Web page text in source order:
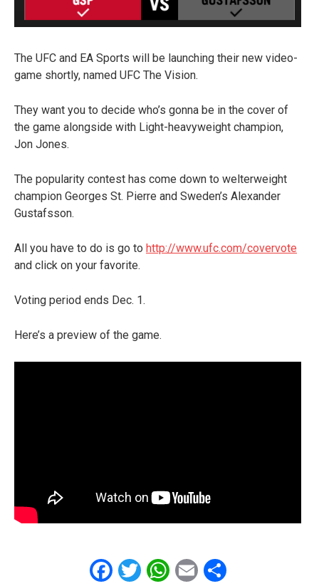
The UFC and EA Sports will be launching their new video-
game shortly, named UFC The Vision.
They want you to decide who’s gonna be in the cover of
the game alongside with Light-heavyweight champion,
Jon Jones.
The popularity contest has come down to welterweight
champion Georges St. Pierre and Sweden’s Alexander
Gustafsson.
All you have to do is go to http://www.ufc.com/covervote
and click on your favorite.
Voting period ends Dec. 1.
Here’s a preview of the game.
Facebook
Twitter
WhatsApp
EmailShare